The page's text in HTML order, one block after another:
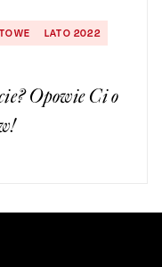
LATO 2022
Opowie Ci o